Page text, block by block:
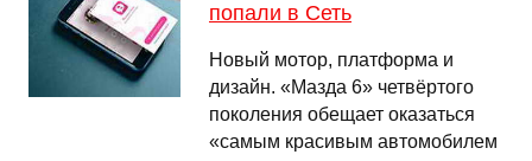
попали в Сеть
Новый мотор, платформа и
дизайн. «Мазда 6» четвёртого
поколения обещает оказаться
«самым красивым автомобилем